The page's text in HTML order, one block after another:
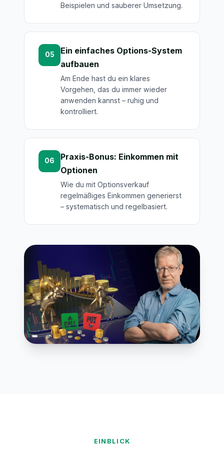
Beispielen und sauberer Umsetzung.
05
Ein einfaches Options-System
aufbauen
Am Ende hast du ein klares
Vorgehen, das du immer wieder
anwenden kannst – ruhig und
kontrolliert.
06
Praxis-Bonus: Einkommen mit
Optionen
Wie du mit Optionsverkauf
regelmäßiges Einkommen generierst
– systematisch und regelbasiert.
EINBLICK